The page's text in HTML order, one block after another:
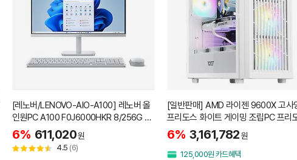
[레노버/LENOVO-AIO-A100] 레노버 올
인원PC A100 F0J6000HKR 8/256G 인
텔 윈도우11탑재
6% 611,020원
4.5 (6)
[일반판매] AMD 라이젠 9600X 고사
프리도스 화이트 게이밍 조립PC 프리
데스크탑
6% 3,161,782원
125,000원 카드혜택